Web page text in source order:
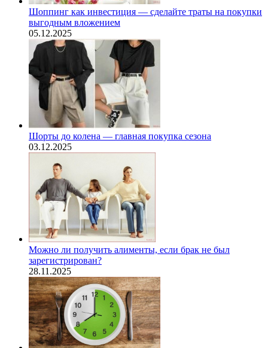
Шоппинг как инвестиция — сделайте траты на покупки
выгодным вложением
05.12.2025
Шорты до колена — главная покупка сезона
03.12.2025
Можно ли получить алименты, если брак не был
зарегистрирован?
28.11.2025